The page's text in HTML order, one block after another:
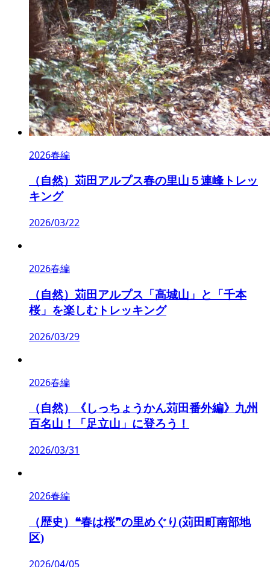
2026春編
（自然）苅田アルプス春の里山５連峰トレッ
キング
2026/03/22
2026春編
（自然）苅田アルプス「高城山」と「千本
桜」を楽しむトレッキング
2026/03/29
2026春編
（自然）《しっちょうかん苅田番外編》九州
百名山！「足立山」に登ろう！
2026/03/31
2026春編
（歴史）❝春は桜❞の里めぐり(苅田町南部地
区)
2026/04/05